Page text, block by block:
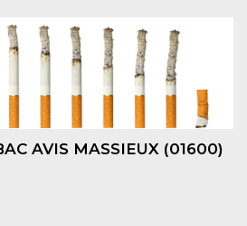
AVIS MASSIEUX (01600)